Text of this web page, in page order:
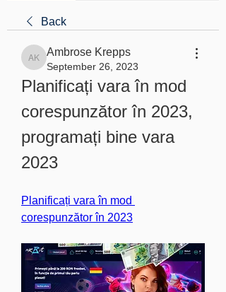
Back
Ambrose Krepps
Ambrose Krepps
September 26, 2023
Planificați vara în mod
corespunzător în 2023,
programați bine vara
2023
Planificați vara în mod
corespunzător în 2023